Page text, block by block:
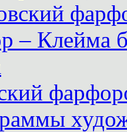
– Клейма